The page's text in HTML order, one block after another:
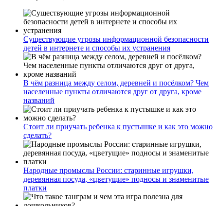
Существующие угрозы информационной безопасности
детей в интернете и способы их устранения
В чём разница между селом, деревней и посёлком? Чем
населенные пункты отличаются друг от друга, кроме
названий
Стоит ли приучать ребенка к пустышке и как это можно
сделать?
Народные промыслы России: старинные игрушки,
деревянная посуда, «цветущие» подносы и знаменитые
платки